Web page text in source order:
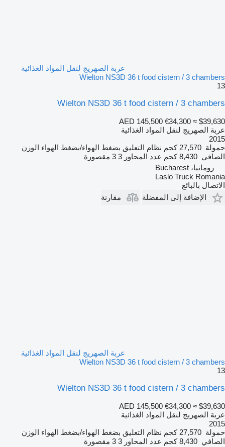
عربة الصهريج لنقل المواد الغذائية
Wielton NS3D 36 t food cistern / 3 chambers
13
Wielton NS3D 36 t food cistern / 3 chambers
AED 145,500 €34,300 ≈ $39,630
عربة الصهريج لنقل المواد الغذائية
2015
حمولة 27,570 كجم نظام التعليق بضغط الهواء/بضغط الهواء الوزن
الصافي 8,430 كجم عدد المحاور 3 3 مقصورة
رومانيا، Bucharest
Laslo Truck Romania
الاتصال بالبائع
الإضافة إلى المفضلة
مقارنة
عربة الصهريج لنقل المواد الغذائية
Wielton NS3D 36 t food cistern / 3 chambers
13
Wielton NS3D 36 t food cistern / 3 chambers
AED 145,500 €34,300 ≈ $39,630
عربة الصهريج لنقل المواد الغذائية
2015
حمولة 27,570 كجم نظام التعليق بضغط الهواء/بضغط الهواء الوزن
الصافي 8,430 كجم عدد المحاور 3 3 مقصورة